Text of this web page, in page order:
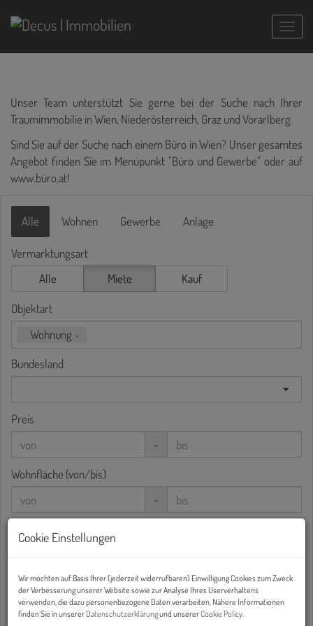
Unser Team unterstützt Sie gerne bei der Suche nach Ihrer
Traumimmobilie in Wien, Niederösterreich, Graz und Vorarlberg.
Sind Sie auf der Suche nach einem Büro in Wien? Unser gesamtes
Angebot finden Sie im Menüpunkt "Büro und Gewerbe" oder auf
www.büro.at!
Alle Wohnen Gewerbe Anlage
Vermarktungsart
Alle
Miete Kauf
Objektart
Wohnung ×
Bundesland
Preis
-
Wohnfläche (von/bis)
-
Zimmer
-
Weitere Suchoptionen
Filter zurücksetzen
Cookie Einstellungen
Wir möchten auf Basis Ihrer (jederzeit widerrufbaren) Einwilligung Cookies zum Zweck
der Verbesserung unserer Website sowie zur Analyse Ihres Userverhaltens
verwenden, die dazu personenbezogene Daten verarbeiten. Nähere Informationen
finden Sie in unserer Datenschutzerklärungund unsererCookie Policy.